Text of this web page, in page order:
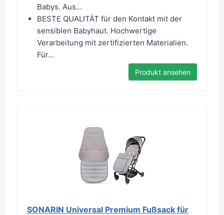
Babys. Aus...
BESTE QUALITÄT für den Kontakt mit der
sensiblen Babyhaut. Hochwertige
Verarbeitung mit zertifizierten Materialien.
Für...
Produkt ansehen
SONARIN Universal Premium Fußsack für